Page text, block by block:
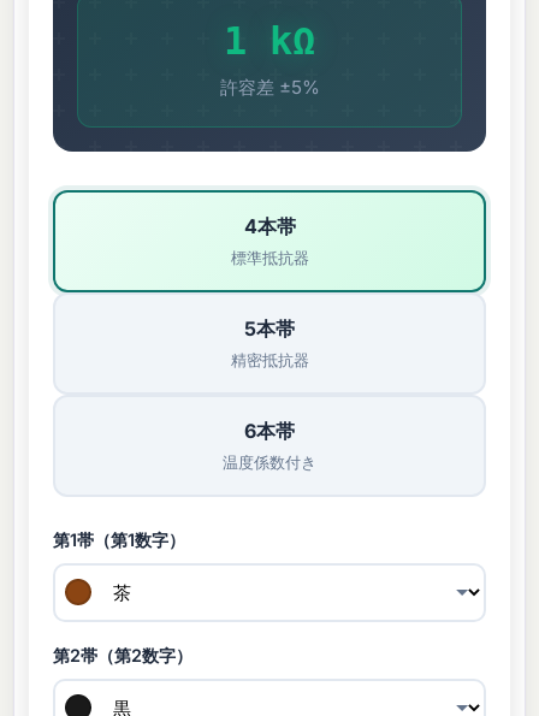
1 kΩ
許容差 ±5%
4本帯
標準抵抗器
5本帯
精密抵抗器
6本帯
温度係数付き
第1帯（第1数字）
第2帯（第2数字）